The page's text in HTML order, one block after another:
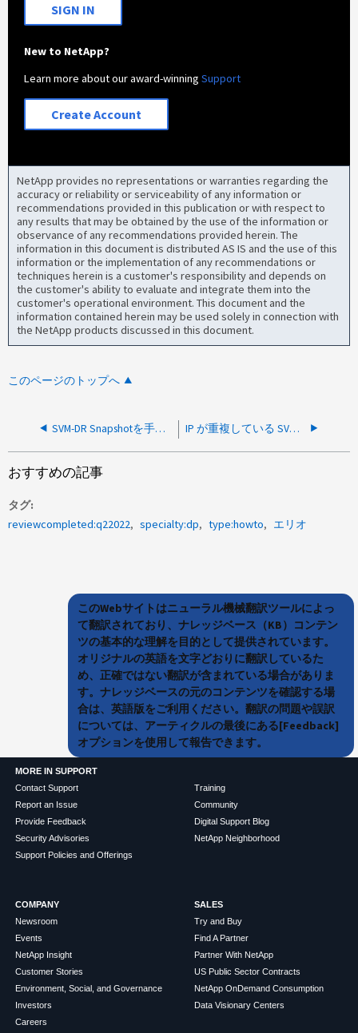
SIGN IN
New to NetApp?
Learn more about our award-winningSupport
Create Account
NetApp provides no representations or warranties regarding the
accuracy or reliability or serviceability of any information or
recommendations provided in this publication or with respect to
any results that may be obtained by the use of the information or
observance of any recommendations provided herein. The
information in this document is distributed AS IS and the use of this
information or the implementation of any recommendations or
techniques herein is a customer's responsibility and depends on
the customer's ability to evaluate and integrate them into the
customer's operational environment. This document and the
information contained herein may be used solely in connection with
the NetApp products discussed in this document.
このページのトップへ
SVM-DR Snapshotを手動で削除する方法 IP が重複している SVM を SVM DR を使用して移行する方法
おすすめの記事
タグ
reviewcompleted:q22022
specialty:dp type:howto エリオ
このWebサイトはニューラル機械翻訳ツールによっ
て翻訳されており、ナレッジベース（KB）コンテン
ツの基本的な理解を目的として提供されています。
オリジナルの英語を文字どおりに翻訳しているた
め、正確ではない翻訳が含まれている場合がありま
す。ナレッジベースの元のコンテンツを確認する場
合は、英語版をご利用ください。翻訳の問題や誤訳
については、アーティクルの最後にある[Feedback]
オプションを使用して報告できます。
MORE IN SUPPORT
Contact Support
Report an Issue
Provide Feedback
Security Advisories
Support Policies and Offerings
Training
Community
Digital Support Blog
NetApp Neighborhood
COMPANY
Newsroom
Events
NetApp Insight
Customer Stories
Environment, Social, and Governance
Investors
Careers
SALES
Try and Buy
Find A Partner
Partner With NetApp
US Public Sector Contracts
NetApp OnDemand Consumption
Data Visionary Centers